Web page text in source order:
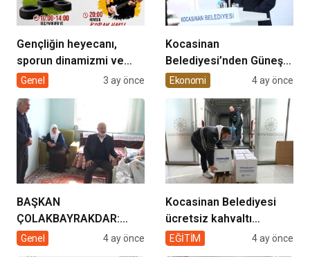
Gençliğin heyecanı,
sporun dinamizmi ve
müziğin coşkusu
geliyor!
Genel 3 ay önce
Kocasinan
Belediyesi’nden Güneş
Enerjisi Hamlesi
Ekonomi 4 ay önce
BAŞKAN
ÇOLAKBAYRAKDAR:
“EVDE SAĞLIK
Genel 4 ay önce
Kocasinan Belediyesi
ücretsiz kahvaltı
desteği projesi
EĞİTİM 4 ay önce